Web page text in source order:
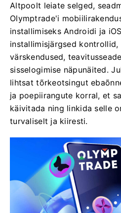
Altpoolt leiate selged,
Olymptrade'i
installimiseks Androidi ja
installimisjärgsed kontrollid,
värskendused,
sisselogimise näpunäited.
lihtsat tõrkeotsingut
ja poepiirangute korral, et
käivitada ning linkida selle
turvaliselt ja kiiresti.